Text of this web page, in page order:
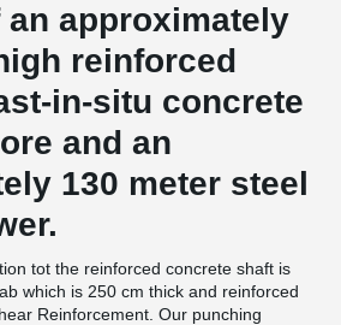
approximately
reinforced
in-situ concrete
and an
130 meter steel
tot the reinforced concrete shaft is
which is 250 cm thick and reinforced
Reinforcement. Our punching